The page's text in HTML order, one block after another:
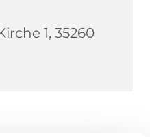
1, 35260